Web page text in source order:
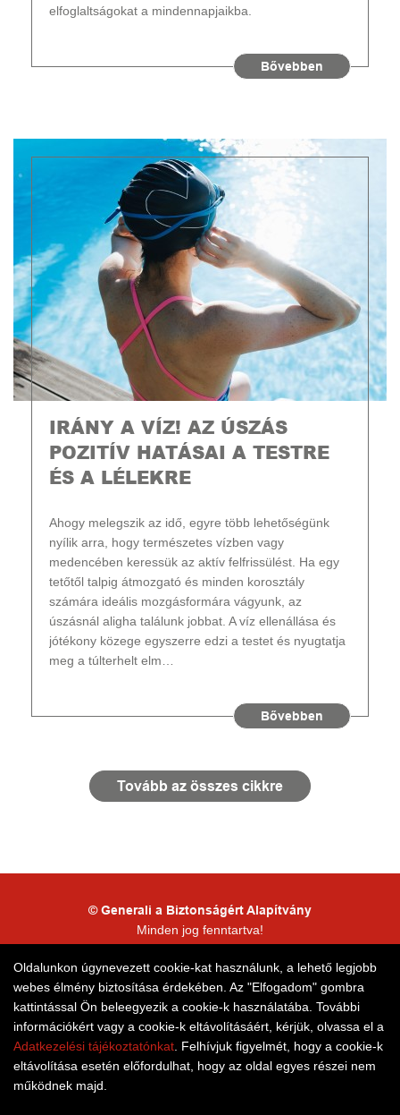
elfoglaltságokat a mindennapjaikba.
Bővebben
IRÁNY A VÍZ! AZ ÚSZÁS
POZITÍV HATÁSAI A TESTRE
ÉS A LÉLEKRE
Ahogy melegszik az idő, egyre több lehetőségünk
nyílik arra, hogy természetes vízben vagy
medencében keressük az aktív felfrissülést. Ha egy
tetőtől talpig átmozgató és minden korosztály
számára ideális mozgásformára vágyunk, az
úszásnál aligha találunk jobbat. A víz ellenállása és
jótékony közege egyszerre edzi a testet és nyugtatja
meg a túlterhelt elm…
Bővebben
Tovább az összes cikkre
Oldalunkon úgynevezett cookie-kat használunk, a lehető legjobb
webes élmény biztosítása érdekében. Az "Elfogadom" gombra
kattintással Ön beleegyezik a cookie-k használatába. További
információkért vagy a cookie-k eltávolításáért, kérjük, olvassa el a
Adatkezelési tájékoztatónkat . Felhívjuk figyelmét, hogy a cookie-k
eltávolítása esetén előfordulhat, hogy az oldal egyes részei nem
működnek majd.
© Generali a Biztonságért Alapítvány
Minden jog fenntartva!
Kapcsolattartói adatkezelés
Honlaptérkép